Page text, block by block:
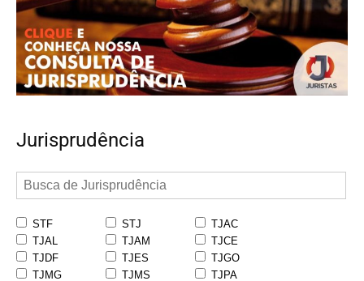
Jurisprudência
STF STJ
TJAC
TJAL
TJAM
TJCE
TJDF
TJES
TJGO
TJMG
TJMS
TJPA